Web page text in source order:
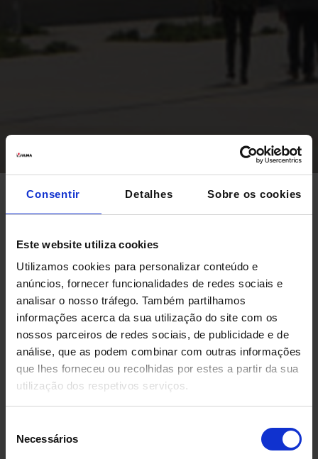
Consentir Detalhes Sobre os cookies
Este website utiliza cookies
Utilizamos cookies para personalizar conteúdo e
anúncios, fornecer funcionalidades de redes sociais e
analisar o nosso tráfego. Também partilhamos
informações acerca da sua utilização do site com os
nossos parceiros de redes sociais, de publicidade e de
análise, que as podem combinar com outras informações
que lhes forneceu ou recolhidas por estes a partir da sua
utilização dos respetivos serviços.
Necessários
CRS Cordillera
O centro hospitalar CRS Cordillera do
Chile conta com um sistema
automatizado de preparação e
dispensação de medicamentos de última
geração.